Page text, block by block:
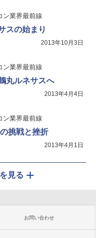
ン業界最前線
スの始まり
2013年10月3日
ン業界最前線
丸ルネサスへ
2013年4月4日
ン業界最前線
挑戦と挫折
2013年4月1日
見る
お問い合わせ